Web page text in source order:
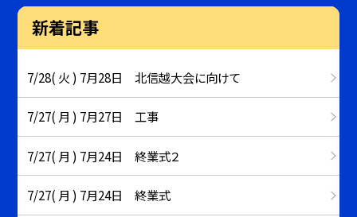
新着記事
7/28( 火 ) 7月28日 北信越大会に向けて
7/27( 月 ) 7月27日 工事
7/27( 月 ) 7月24日 終業式２
7/27( 月 ) 7月24日 終業式